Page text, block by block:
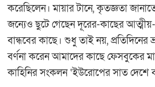
করেছিলেন। মায়ার টানে, কৃতজ্ঞতা
জন্যেও ছুটে গেছেন দূরের-কাছের আত্মীয়-
বান্ধবের কাছে। শুধু তাই নয়, প্রতিদিনের
বর্ণনা করেন আমাদের কাছে ফেসবুকের
কাহিনির সংকলন ‘ইউরোপের সাত দেশে